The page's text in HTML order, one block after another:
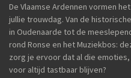
De Vlaamse Ardennen vormen
jullie trouwdag. Van de
in Oudenaarde tot de
rond Ronse en het Muziekbos:
zorg je ervoor dat al die
voor altijd tastbaar blijven?